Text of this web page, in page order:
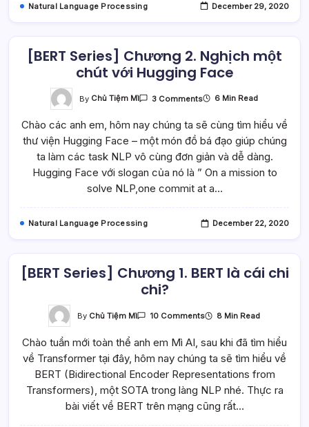
Với
Natural Language Processing December 29, 2020
[BERT Series] Chương 2. Nghịch một
chút với Hugging Face
By Chủ Tiệm Mì 3 CommentsOn
Chương
Nghịch
Một
Chút
Với
Hugging
Face
6 Min Read
Chào các anh em, hôm nay chúng ta sẽ cùng tìm hiểu về
thư viện Hugging Face – một món đồ bá đạo giúp chúng
ta làm các task NLP vô cùng đơn giản và dễ dàng.
Hugging Face với slogan của nó là ” On a mission to
solve NLP,one commit at a…
Natural Language Processing December 22, 2020
[BERT Series] Chương 1. BERT là cái chi
chi?
By Chủ Tiệm Mì 10 CommentsOn
Chương
BERT
Cái
Chi
Chi?
8 Min Read
Chào tuần mới toàn thể anh em Mì AI, sau khi đã tìm hiểu
về Transformer tại đây, hôm nay chúng ta sẽ tìm hiểu về
BERT (Bidirectional Encoder Representations from
Transformers), một SOTA trong làng NLP nhé. Thực ra
bài viết về BERT trên mạng cũng rất…